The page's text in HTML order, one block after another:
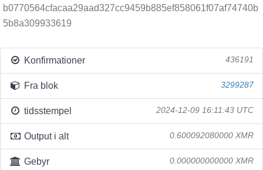
b0770564cfacaa29aad327cc9459b885ef858061f07af74740b
5b8a309933619
Konfirmationer 436191
Fra blok 3299287
tidsstempel 2024-12-09 16:11:43 UTC
Output i alt 0.600092080000 XMR
Gebyr 0.000000000000 XMR